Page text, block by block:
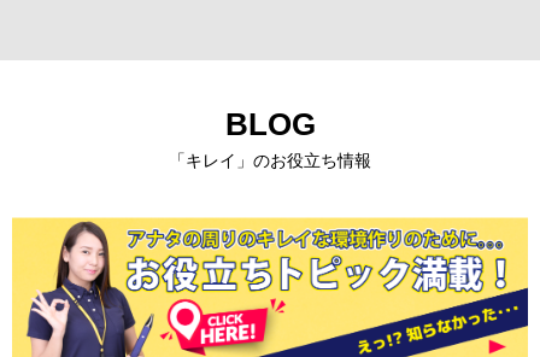
BLOG
「キレイ」のお役立ち情報